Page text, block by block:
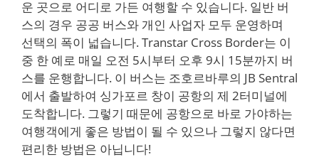
운 곳으로 어디로 가든 여행할 수 있습니다. 일반 버
스의 경우 공공 버스와 개인 사업자 모두 운영하며
선택의 폭이 넓습니다. Transtar Cross Border는 이
중 한 예로 매일 오전 5시부터 오후 9시 15분까지 버
스를 운행합니다. 이 버스는 조호르바루의 JB Sentral
에서 출발하여 싱가포르 창이 공항의 제 2터미널에
도착합니다. 그렇기 때문에 공항으로 바로 가야하는
여행객에게 좋은 방법이 될 수 있으나 그렇지 않다면
편리한 방법은 아닙니다!